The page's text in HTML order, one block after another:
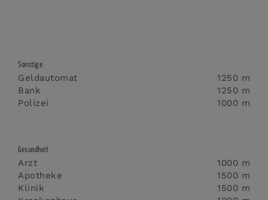
Sonstige
Geldautomat
1250 m
Bank
1250 m
Polizei
1000 m
Gesundheit
Arzt
1000 m
Apotheke
1500 m
Klinik
1500 m